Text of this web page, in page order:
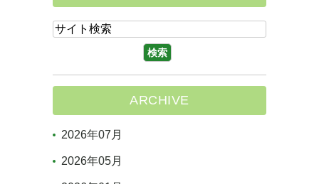
ARCHIVE
2026年07月
2026年05月